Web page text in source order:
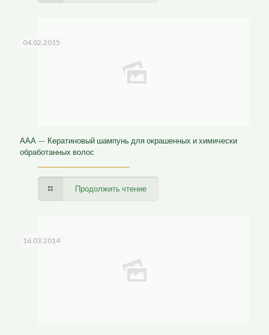
04.02.2015
ААА — Кератиновый шампунь для окрашенных и химически
обработанных волос
Продолжить чтение
16.03.2014